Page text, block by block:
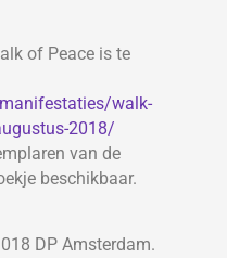
of Peace is te
walk-
2018/
van de
beschikbaar.
DP Amsterdam.